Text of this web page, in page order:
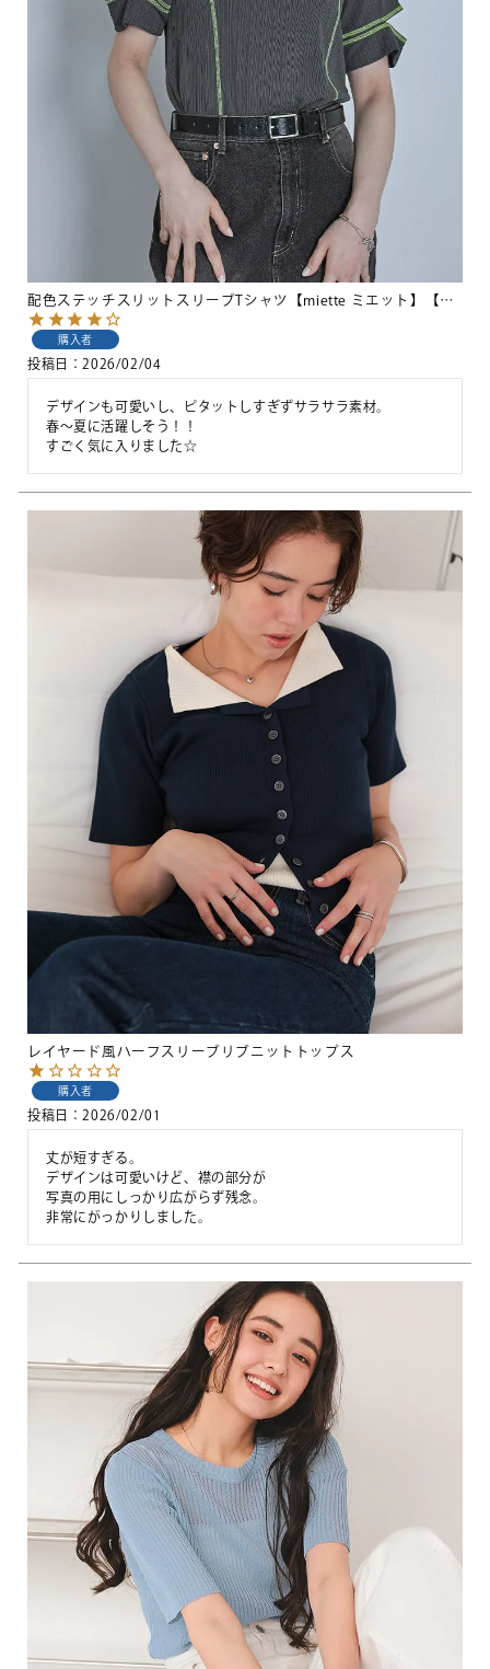
配色ステッチスリットスリーブTシャツ【miette ミエット】【メール便可／100】
購入者
投稿日 2026/02/04
デザインも可愛いし、ピタットしすぎずサラサラ素材。
春〜夏に活躍しそう！！
すごく気に入りました☆
レイヤード風ハーフスリーブリブニットトップス
購入者
投稿日 2026/02/01
丈が短すぎる。
デザインは可愛いけど、襟の部分が
写真の用にしっかり広がらず残念。
非常にがっかりしました。